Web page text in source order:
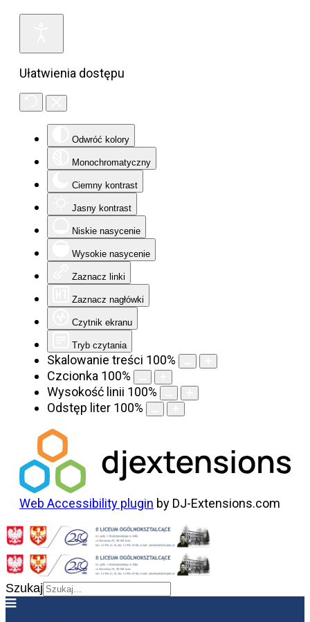
Ułatwienia dostępu
Odwróć kolory
Monochromatyczny
Ciemny kontrast
Jasny kontrast
Niskie nasycenie
Wysokie nasycenie
Zaznacz linki
Zaznacz nagłówki
Czytnik ekranu
Tryb czytania
Skalowanie treści 100%
Czcionka 100%
Wysokość linii 100%
Odstęp liter 100%
Web Accessibility plugin by DJ-Extensions.com
Szukaj